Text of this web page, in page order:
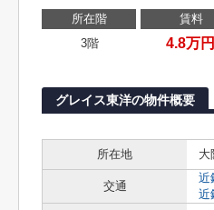
所在階 賃料
3階
4.8万円
グレイス東洋の物件概要
所在地
大
交通
近
近